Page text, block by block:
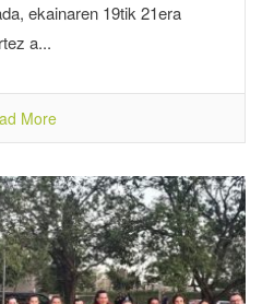
ekainaren 19tik 21era
a...
More